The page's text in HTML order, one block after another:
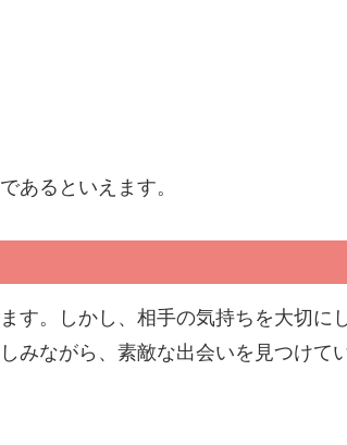
あるといえます。
す。しかし、相手の気持ちを大切に
みながら、素敵な出会いを見つけて